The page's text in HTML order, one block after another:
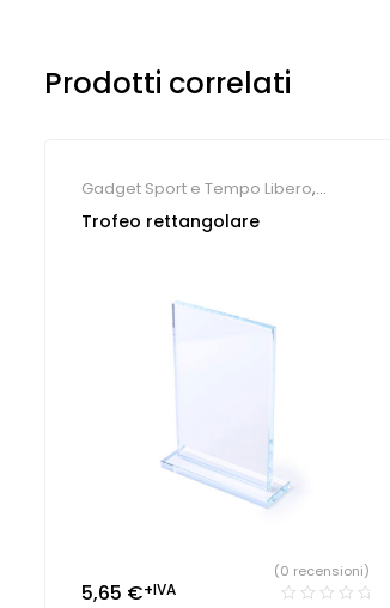
Prodotti correlati
Gadget Sport e Tempo Libero,
Medaglie personalizzate
Trofeo rettangolare
5,65 €+IVA
(0 recensioni)